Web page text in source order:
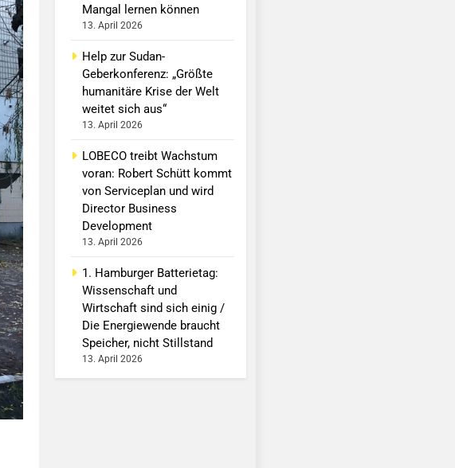
Mangal lernen können
13. April 2026
Help zur Sudan-
Geberkonferenz: „Größte
humanitäre Krise der Welt
weitet sich aus“
13. April 2026
LOBECO treibt Wachstum
voran: Robert Schütt kommt
von Serviceplan und wird
Director Business
Development
13. April 2026
1. Hamburger Batterietag:
Wissenschaft und
Wirtschaft sind sich einig /
Die Energiewende braucht
Speicher, nicht Stillstand
13. April 2026